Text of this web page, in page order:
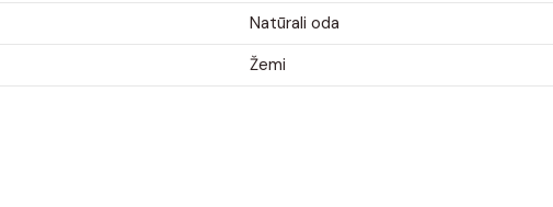
Natūrali oda
Žemi